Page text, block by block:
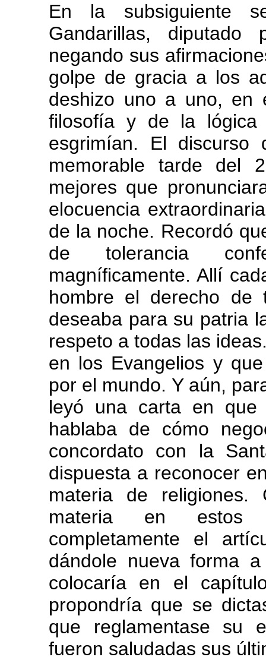
En la subsiguiente
Gandarillas,
negando sus
golpe de gracia a los
deshizo uno a uno, en
filosofía y de la lógica
esgrimían. El discurso
memorable tarde del
mejores que
elocuencia
de la noche. Recordó
de tolerancia
magníficamente. Allí
hombre el derecho de
deseaba para su patria
respeto a todas las
en los Evangelios y
por el mundo. Y aún,
leyó una carta en que
hablaba de cómo
concordato con la
dispuesta a reconocer
materia de
materia en estos
completamente el
dándole nueva forma
colocaría en el
propondría que se
que reglamentase su
fueron saludadas sus